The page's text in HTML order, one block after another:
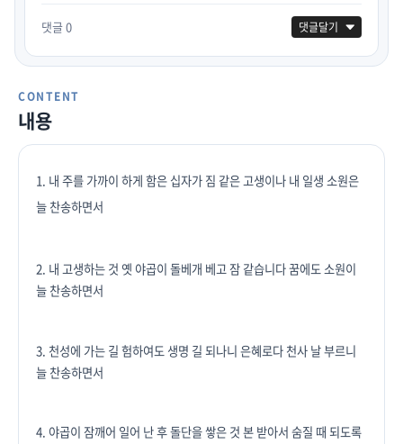
댓글 0 댓글달기
CONTENT
내용
1. 내 주를 가까이 하게 함은 십자가 짐 같은 고생이나 내 일생 소원은
늘 찬송하면서
2. 내 고생하는 것 옛 야곱이 돌베개 베고 잠 같습니다 꿈에도 소원이
늘 찬송하면서
3. 천성에 가는 길 험하여도 생명 길 되나니 은혜로다 천사 날 부르니
늘 찬송하면서
4. 야곱이 잠깨어 일어 난 후 돌단을 쌓은 것 본 받아서 숨질 때 되도록